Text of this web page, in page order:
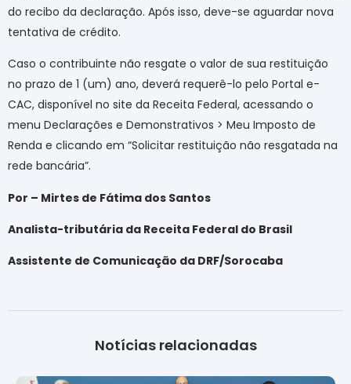
do recibo da declaração. Após isso, deve-se aguardar nova
tentativa de crédito.
Caso o contribuinte não resgate o valor de sua restituição
no prazo de 1 (um) ano, deverá requerê-lo pelo Portal e-
CAC, disponível no site da Receita Federal, acessando o
menu Declarações e Demonstrativos > Meu Imposto de
Renda e clicando em “Solicitar restituição não resgatada na
rede bancária”.
Por – Mirtes de Fátima dos Santos
Analista-tributária da Receita Federal do Brasil
Assistente de Comunicação da DRF/Sorocaba
Notícias relacionadas